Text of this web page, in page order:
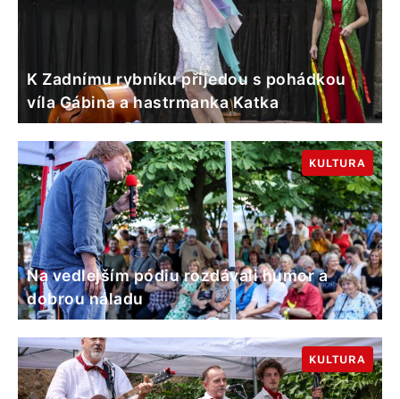
K Zadnímu rybníku přijedou s pohádkou
víla Gábina a hastrmanka Katka
Na vedlejším pódiu rozdávali humor a
dobrou náladu
KULTURA
KULTURA